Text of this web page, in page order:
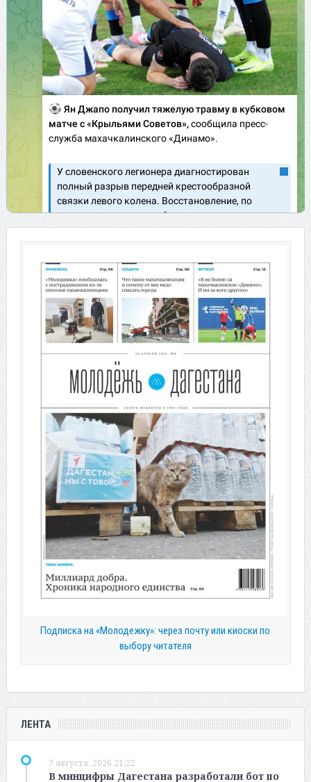
Подписка на «Молодежку»: через почту или киоски по
выбору читателя
ЛЕНТА
7 августа, 2026 21:22
В минцифры Дагестана разработали бот по